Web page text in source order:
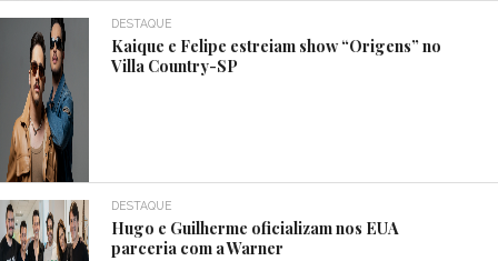
DESTAQUE
Kaique e Felipe estreiam show “Origens” no
Villa Country-SP
DESTAQUE
Hugo e Guilherme oficializam nos EUA
parceria com a Warner